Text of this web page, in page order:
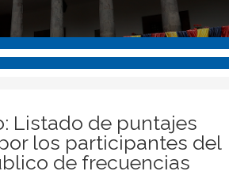
Listado de puntajes
los participantes del
de frecuencias